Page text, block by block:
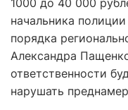
1000 до 40 000
начальника
порядка
Александра
ответственности
нарушать